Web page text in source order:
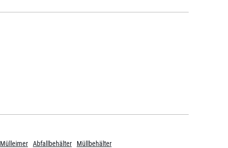
Mülleimer Abfallbehälter Müllbehälter